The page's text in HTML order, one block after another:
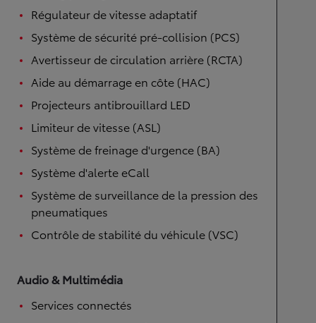
Régulateur de vitesse adaptatif
Système de sécurité pré-collision (PCS)
Avertisseur de circulation arrière (RCTA)
Aide au démarrage en côte (HAC)
Projecteurs antibrouillard LED
Limiteur de vitesse (ASL)
Système de freinage d'urgence (BA)
Système d'alerte eCall
Système de surveillance de la pression des
pneumatiques
Contrôle de stabilité du véhicule (VSC)
Audio & Multimédia
Services connectés